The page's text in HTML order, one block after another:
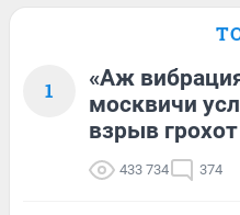
1
«Аж
москвичи
взрыв грохот
433 734 374